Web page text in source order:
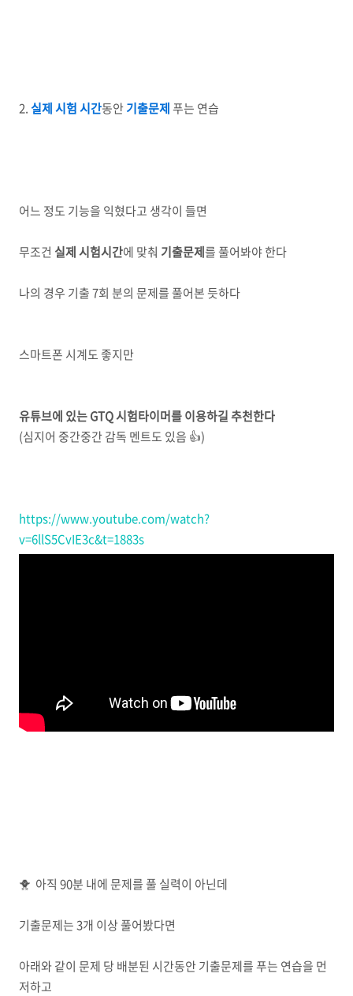
2. 실제 시험 시간동안기출문제푸는 연습
어느 정도 기능을 익혔다고 생각이 들면
무조건 실제 시험시간에 맞춰 기출문제를 풀어봐야 한다
나의 경우 기출 7회 분의 문제를 풀어본 듯하다
스마트폰 시계도 좋지만
유튜브에 있는 GTQ 시험타이머를 이용하길 추천한다
(심지어 중간중간 감독 멘트도 있음 👍)
https://www.youtube.com/watch?
v=6llS5CvIE3c&t=1883s
🐥 아직 90분 내에 문제를 풀 실력이 아닌데
기출문제는 3개 이상 풀어봤다면
아래와 같이 문제 당 배분된 시간동안 기출문제를 푸는 연습을 먼
저하고